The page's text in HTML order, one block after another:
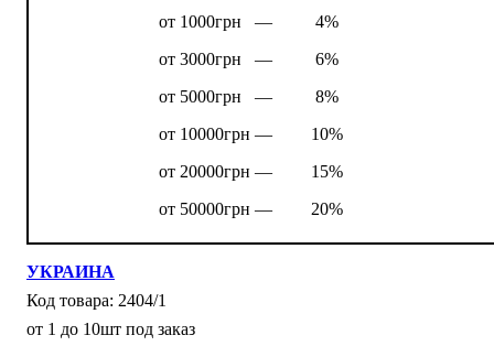
от 1000грн —
4%
от 3000грн —
6%
от 5000грн —
8%
от 10000грн —
10%
от 20000грн —
15%
от 50000грн —
20%
УКРАИНА
2404/1
от 1 до 10шт под заказ